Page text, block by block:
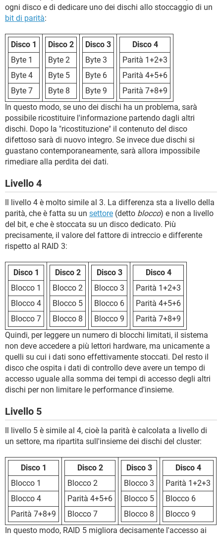
ogni disco e di dedicare uno dei dischi allo stoccaggio di un
bit di parità:
Disco 1
Byte 1
Byte 4
Byte 7
Disco 2
Byte 2
Byte 5
Byte 8
Disco 3
Byte 3
Byte 6
Byte 9
Disco 4
Parità 1+2+3
Parità 4+5+6
Parità 7+8+9
In questo modo, se uno dei dischi ha un problema, sarà
possibile ricostituire l'informazione partendo dagli altri
dischi. Dopo la "ricostituzione" il contenuto del disco
difettoso sarà di nuovo integro. Se invece due dischi si
guastano contemporaneamente, sarà allora impossibile
rimediare alla perdita dei dati.
Livello 4
Il livello 4 è molto simile al 3. La differenza sta a livello della
parità, che è fatta su un settore (detto blocco) e non a livello
del bit, e che è stoccata su un disco dedicato. Più
precisamente, il valore del fattore di intreccio e differente
rispetto al RAID 3:
Disco 1
Blocco 1
Blocco 4
Blocco 7
Disco 2
Blocco 2
Blocco 5
Blocco 8
Disco 3
Blocco 3
Blocco 6
Blocco 9
Disco 4
Parità 1+2+3
Parità 4+5+6
Parità 7+8+9
Quindi, per leggere un numero di blocchi limitati, il sistema
non deve accedere a più lettori hardware, ma unicamente a
quelli su cui i dati sono effettivamente stoccati. Del resto il
disco che ospita i dati di controllo deve avere un tempo di
accesso uguale alla somma dei tempi di accesso degli altri
dischi per non limitare le performance d'insieme.
Livello 5
Il livello 5 è simile al 4, cioè la parità è calcolata a livello di
un settore, ma ripartita sull'insieme dei dischi del cluster:
Disco 1
Blocco 1
Blocco 4
Parità 7+8+9
Disco 2
Blocco 2
Parità 4+5+6
Blocco 7
Disco 3
Blocco 3
Blocco 5
Blocco 8
Disco 4
Parità 1+2+3
Blocco 6
Blocco 9
In questo modo, RAID 5 migliora decisamente l'accesso ai